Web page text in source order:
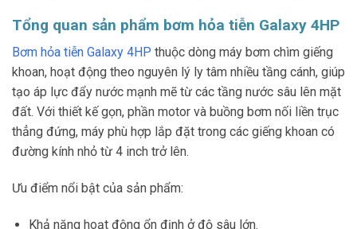
Tổng quan sản phẩm bơm hỏa tiễn Galaxy 4HP
Bơm hỏa tiễn Galaxy 4HP thuộc dòng máy bơm chìm giếng
khoan, hoạt động theo nguyên lý ly tâm nhiều tầng cánh, giúp
tạo áp lực đẩy nước mạnh mẽ từ các tầng nước sâu lên mặt
đất. Với thiết kế gọn, phần motor và buồng bơm nối liền trục
thẳng đứng, máy phù hợp lắp đặt trong các giếng khoan có
đường kính nhỏ từ 4 inch trở lên.
Ưu điểm nổi bật của sản phẩm:
Khả năng hoạt động ổn định ở độ sâu lớn.